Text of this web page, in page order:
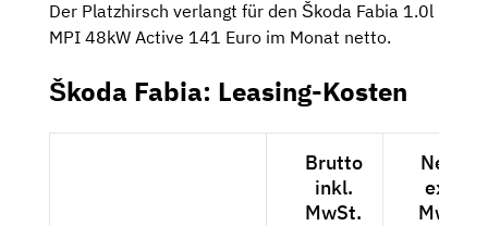
Der Platzhirsch verlangt für den Škoda Fabia 1.0l
MPI 48kW Active 141 Euro im Monat netto.
Škoda Fabia: Leasing-Kosten
Brutto
inkl.
MwSt.
Netto
exkl.
MwSt.